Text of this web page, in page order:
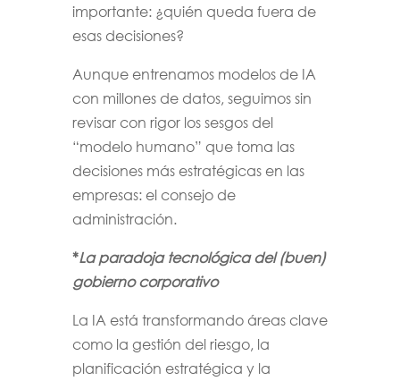
importante: ¿quién queda fuera de
esas decisiones?
Aunque entrenamos modelos de IA
con millones de datos, seguimos sin
revisar con rigor los sesgos del
“modelo humano” que toma las
decisiones más estratégicas en las
empresas: el consejo de
administración.
*La paradoja tecnológica del (buen)
gobierno corporativo
La IA está transformando áreas clave
como la gestión del riesgo, la
planificación estratégica y la